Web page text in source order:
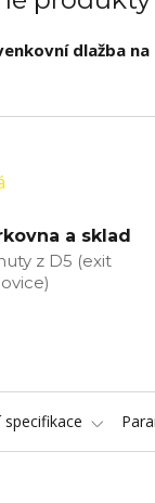
dlažba
a sklad
z D5 (exit